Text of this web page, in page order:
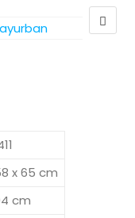
x 65 cm
cm